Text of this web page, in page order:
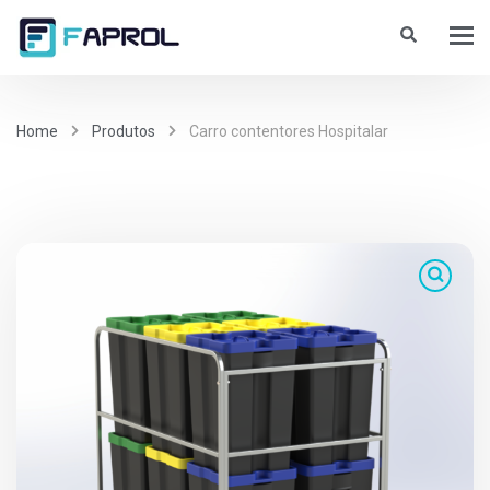
Home Produtos Carro contentores Hospitalar